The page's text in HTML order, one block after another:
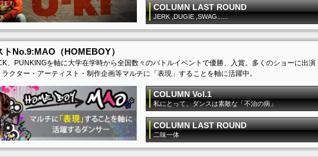
COLUMN LAST ROUND
JERK ,DUGIE ,SWAG......
トNo.9:MAO（HOMEBOY）
、PUNKINGを軸に大学在学時から全国数々のバトルイベントで優勝、入賞。多くのショーに出演
ラクター・アーティスト・制作企画等マルチに「表現」することを軸に活躍中。
COLUMN Vol.1
私にとって、ダンスは素敵な「不治の病」
COLUMN LAST ROUND
二味一体